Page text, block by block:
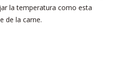
la temperatura como esta
de la carne.